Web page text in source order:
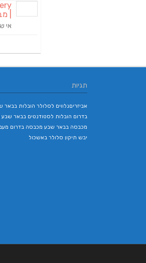
|
אי
תגיות
אביזריםנלווים לסלולר הובלות בבאר
בדרום הובלות לסטודנטים בבאר שבע
מכבסה בבאר שבע מכבסה בדרום
יבש תיקון סלולר באשכול